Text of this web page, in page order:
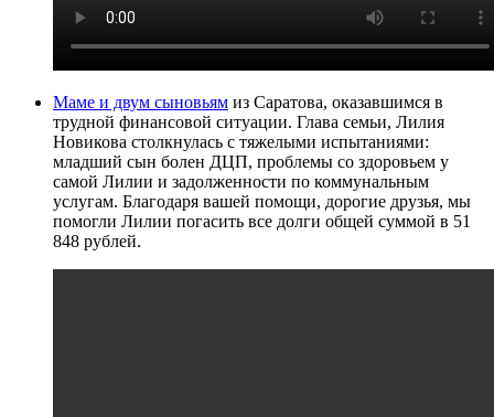
Маме и двум сыновьям из Саратова, оказавшимся в
трудной финансовой ситуации. Глава семьи, Лилия
Новикова столкнулась с тяжелыми испытаниями:
младший сын болен ДЦП, проблемы со здоровьем у
самой Лилии и задолженности по коммунальным
услугам. Благодаря вашей помощи, дорогие друзья, мы
помогли Лилии погасить все долги общей суммой в 51
848 рублей.